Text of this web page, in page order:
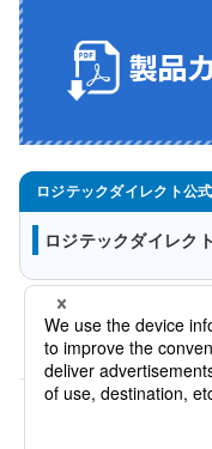
ロジテックダイレク
会社概要 法
特定商取
Copyright © Logitec